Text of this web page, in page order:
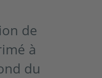
de
à
du